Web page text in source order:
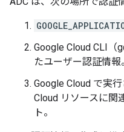
Google Cloud CLI（
たユーザー認証情報
Google Cloud で実
Cloud リソースに関
ト。